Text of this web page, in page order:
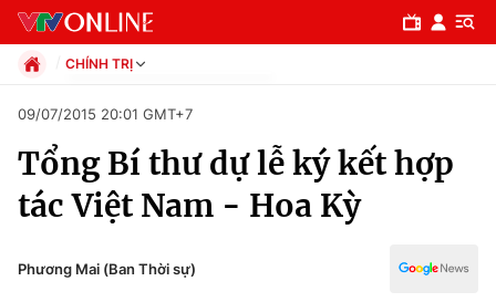
Chuyên mục
Chính trị
Xã hội
CHÍNH TRỊ
Xã hội
Pháp luật
Kinh tế
Thể thao
Văn hóa - Giải trí
09/07/2015 20:01 GMT+7
Tổng Bí thư dự lễ ký kết hợp
tác Việt Nam - Hoa Kỳ
Phương Mai (Ban Thời sự)